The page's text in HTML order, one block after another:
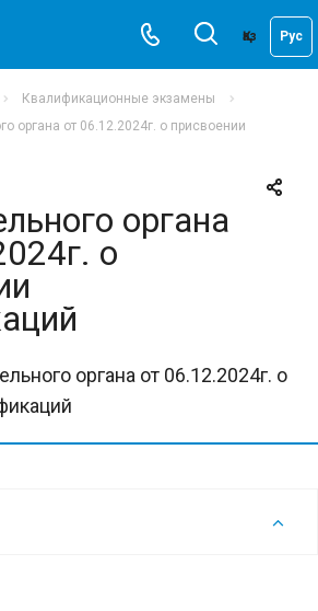
Қаз Рус
Квалификационные экзамены
органа от 06.12.2024г. о присвоении
органа
о
органа от 06.12.2024г. о